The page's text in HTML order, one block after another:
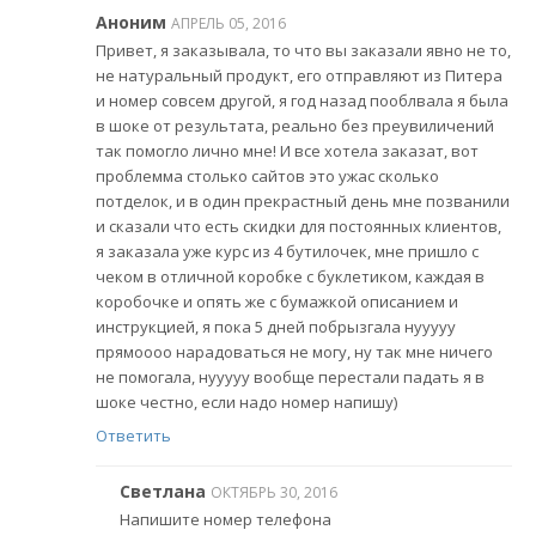
Аноним АПРЕЛЬ 05, 2016
Привет, я заказывала, то что вы заказали явно не то,
не натуральный продукт, его отправляют из Питера
и номер совсем другой, я год назад пооблвала я была
в шоке от результата, реально без преувиличений
так помогло лично мне! И все хотела заказат, вот
проблемма столько сайтов это ужас сколько
потделок, и в один прекрастный день мне позванили
и сказали что есть скидки для постоянных клиентов,
я заказала уже курс из 4 бутилочек, мне пришло с
чеком в отличной коробке с буклетиком, каждая в
коробочке и опять же с бумажкой описанием и
инструкцией, я пока 5 дней побрызгала нууууу
прямоооо нарадоваться не могу, ну так мне ничего
не помогала, нууууу вообще перестали падать я в
шоке честно, если надо номер напишу)
Ответить
Светлана ОКТЯБРЬ 30, 2016
Напишите номер телефона